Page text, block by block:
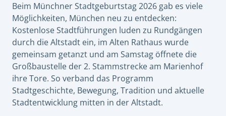
Beim Münchner Stadtgeburtstag 2026 gab es viele
Möglichkeiten, München neu zu entdecken:
Kostenlose Stadtführungen luden zu Rundgängen
durch die Altstadt ein, im Alten Rathaus wurde
gemeinsam getanzt und am Samstag öffnete die
Großbaustelle der 2. Stammstrecke am Marienhof
ihre Tore. So verband das Programm
Stadtgeschichte, Bewegung, Tradition und aktuelle
Stadtentwicklung mitten in der Altstadt.